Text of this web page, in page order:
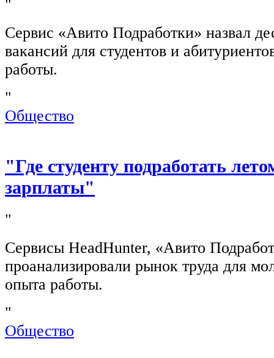
"
Сервис «Авито Подработки» назвал
вакансий для студентов и
работы.
"
Общество
"Где студенту подработать
зарплаты"
"
Сервисы HeadHunter, «Авито
проанализировали рынок труда для
опыта работы.
"
Общество